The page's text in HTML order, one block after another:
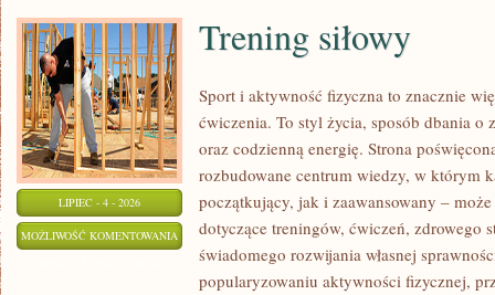
LIPIEC - 4 - 2026
MOŻLIWOŚĆ KOMENTOWANIA TRENING
SIŁOWY
Trening siłowy
Sport i aktywność fizyczna to znacznie
ćwiczenia. To styl życia, sposób dbania o
oraz codzienną energię. Strona
rozbudowane centrum wiedzy, w którym
początkujący, jak i zaawansowany –
dotyczące treningów, ćwiczeń, zdrowego
świadomego rozwijania własnej
popularyzowaniu aktywności fizycznej,